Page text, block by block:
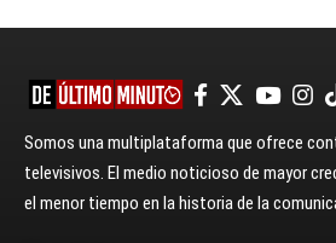
Somos una multiplataforma que ofrece
televisivos. El medio noticioso de mayor
el menor tiempo en la historia de la